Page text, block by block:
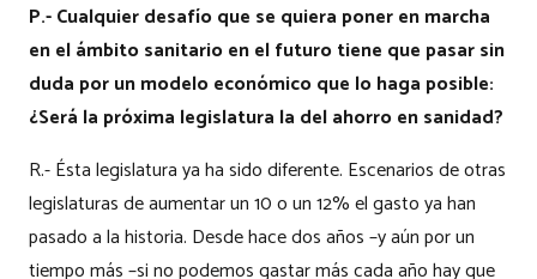
P.- Cualquier desafío que se quiera poner en marcha
en el ámbito sanitario en el futuro tiene que pasar sin
duda por un modelo económico que lo haga posible:
¿Será la próxima legislatura la del ahorro en sanidad?
R.- Ésta legislatura ya ha sido diferente. Escenarios de otras
legislaturas de aumentar un 10 o un 12% el gasto ya han
pasado a la historia. Desde hace dos años –y aún por un
tiempo más –si no podemos gastar más cada año hay que